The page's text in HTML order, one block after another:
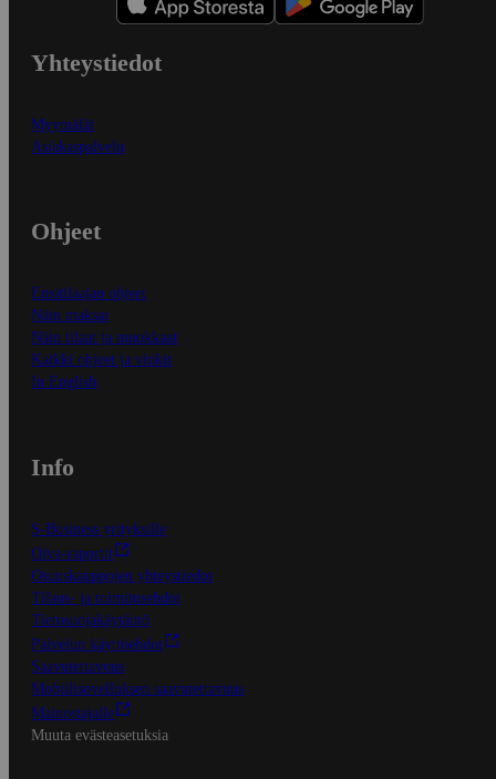
Yhteystiedot
Myymälät
Asiakaspalvelu
Ohjeet
Ensitilaajan ohjeet
Näin maksat
Näin tilaat ja muokkaat
Kaikki ohjeet ja vinkit
In English
Info
S-Business yrityksille
Oiva-raportit
Osuuskauppojen yhteystiedot
Tilaus- ja toimitusehdot
Tietosuojakäytäntö
Palvelun käyttöehdot
Saavutettavuus
Mobiilisovelluksen saavutettavuus
Mainostajalle
Muuta evästeasetuksia